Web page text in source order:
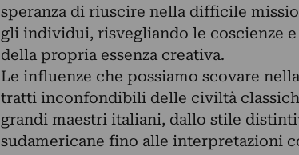
speranza di riuscire nella difficile
gli individui, risvegliando le coscienze
della propria essenza creativa.
Le influenze che possiamo scovare
tratti inconfondibili delle civiltà
grandi maestri italiani, dallo stile
sudamericane fino alle interpretazioni